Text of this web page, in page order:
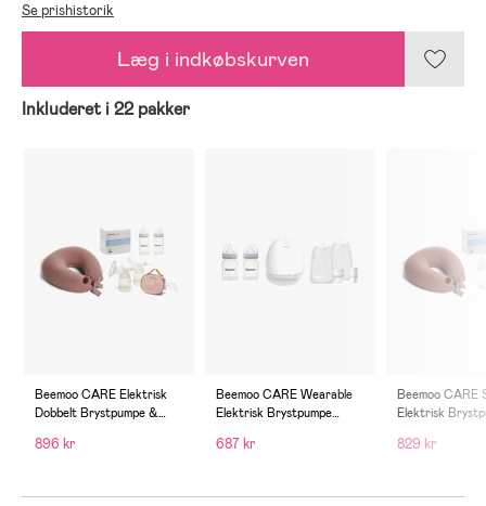
Se prishistorik
Læg i indkøbskurven
Inkluderet i 22 pakker
Beemoo CARE Elektrisk
Dobbelt Brystpumpe &
Roses
896 kr
Beemoo CARE Wearable
Elektrisk Brystpumpe
Modermælksposer &
687 kr
Beemoo CARE
Elektrisk
Roses
829 kr